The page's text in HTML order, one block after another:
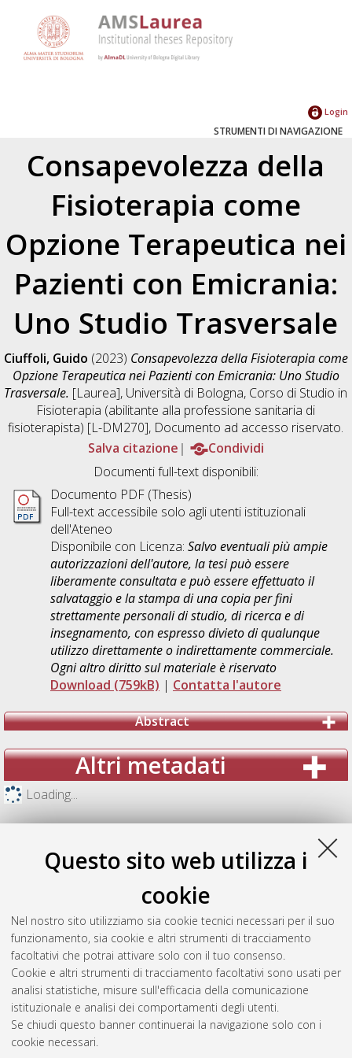
Questo sito web utilizza i
cookie
Nel nostro sito utilizziamo sia cookie tecnici necessari per il suo
funzionamento, sia cookie e altri strumenti di tracciamento
facoltativi che potrai attivare solo con il tuo consenso.
Cookie e altri strumenti di tracciamento facoltativi sono usati per
analisi statistiche, misure sull'efficacia della comunicazione
istituzionale e analisi dei comportamenti degli utenti.
Se chiudi questo banner continuerai la navigazione solo con i
cookie necessari.
Login
STRUMENTI DI NAVIGAZIONE
Consapevolezza della
Fisioterapia come
Opzione Terapeutica nei
Pazienti con Emicrania:
Uno Studio Trasversale
Ciuffoli, Guido (2023) Consapevolezza della Fisioterapia come
Opzione Terapeutica nei Pazienti con Emicrania: Uno Studio
Trasversale. [Laurea], Università di Bologna, Corso di Studio in
Fisioterapia (abilitante alla professione sanitaria di
fisioterapista) [L-DM270], Documento ad accesso riservato.
Salva citazione
Condividi
Documenti full-text disponibili:
Documento PDF (Thesis)
Full-text accessibile solo agli utenti istituzionali
dell'Ateneo
Disponibile con Licenza: Salvo eventuali più ampie
autorizzazioni dell'autore, la tesi può essere
liberamente consultata e può essere effettuato il
salvataggio e la stampa di una copia per fini
strettamente personali di studio, di ricerca e di
insegnamento, con espresso divieto di qualunque
utilizzo direttamente o indirettamente commerciale.
Ogni altro diritto sul materiale è riservato
Download (759kB) | Contatta l'autore
Abstract
Altri metadati
Loading...
Gestione del documento: